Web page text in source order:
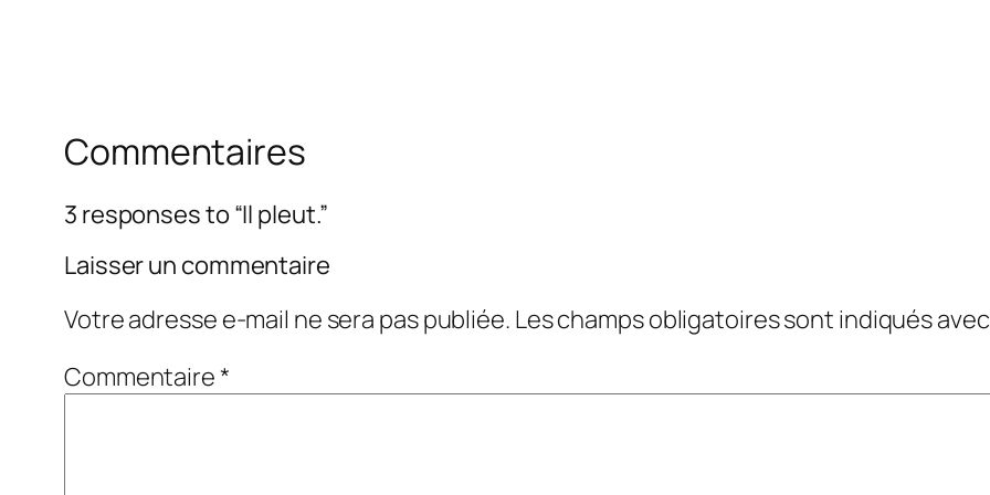
Commentaires
3 responses to “Il pleut.”
Laisser un commentaire
Votre adresse e-mail ne sera pas publiée. Les champs obligatoires sont indiqués
Commentaire*